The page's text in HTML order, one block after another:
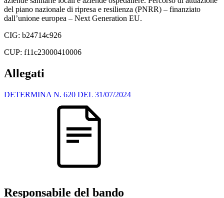
del piano nazionale di ripresa e resilienza (PNRR) – finanziato
dall’unione europea – Next Generation EU.
CIG: b24714c926
CUP: f11c23000410006
Allegati
DETERMINA N. 620 DEL 31/07/2024
Responsabile del bando